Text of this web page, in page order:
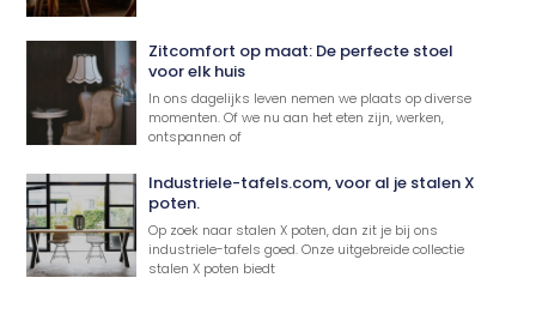
Zitcomfort op maat: De perfecte stoel
voor elk huis
In ons dagelijks leven nemen we plaats op diverse
momenten. Of we nu aan het eten zijn, werken,
ontspannen of
Industriele-tafels.com, voor al je stalen X
poten.
Op zoek naar stalen X poten, dan zit je bij ons
industriele-tafels goed. Onze uitgebreide collectie
stalen X poten biedt